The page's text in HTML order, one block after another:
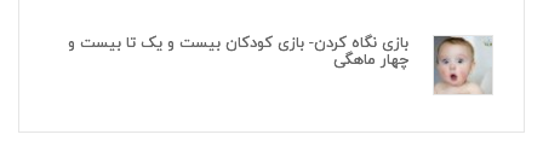
بازی نگاه کردن- بازی کودکان بیست و یک تا بیست و
چهار ماهگی